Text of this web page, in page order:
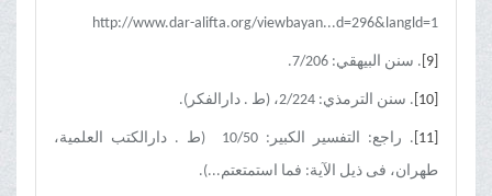
http://www.dar-alifta.org/viewbayan...d=296&langld=1
[9] . سنن البیهقي: 7/206.
[10] . سنن الترمذي: 2/224، (ط . دارالفکر).
[11]
. راجع: التفسیر الکبیر: 10/50 (ط . دارالکتب العلمیة،
طهران، فی ذیل الآیة: فما استمتعتم...).